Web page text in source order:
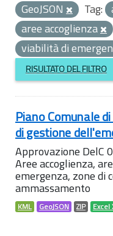
GeoJSON
Tag:
aree accoglienza
viabilità di
RISULTATO DEL FILTRO
Piano Comunale
di gestione
Approvazione DelC
Aree accoglienza,
emergenza, zone di
ammassamento
KML GeoJSON ZIP Excel